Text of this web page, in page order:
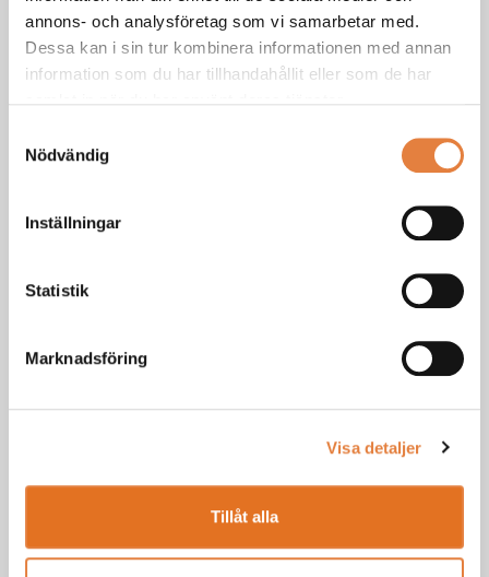
annons- och analysföretag som vi samarbetar med.
Dessa kan i sin tur kombinera informationen med annan
information som du har tillhandahållit eller som de har
Nödvändig
Inställningar
Statistik
Marknadsföring
Visa detaljer
Tillåt alla
Här hittar du användbara guider för dig inom trä- och